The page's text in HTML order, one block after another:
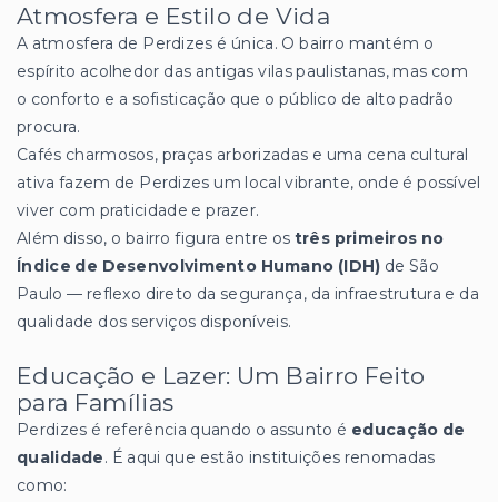
Atmosfera e Estilo de Vida
A atmosfera de Perdizes é única. O bairro mantém o
espírito acolhedor das antigas vilas paulistanas, mas com
o conforto e a sofisticação que o público de alto padrão
procura.
Cafés charmosos, praças arborizadas e uma cena cultural
ativa fazem de Perdizes um local vibrante, onde é possível
viver com praticidade e prazer.
Além disso, o bairro figura entre os três primeiros no
Índice de Desenvolvimento Humano (IDH) de São
Paulo — reflexo direto da segurança, da infraestrutura e da
qualidade dos serviços disponíveis.
Educação e Lazer: Um Bairro Feito
para Famílias
Perdizes é referência quando o assunto é educação de
qualidade. É aqui que estão instituições renomadas
como: